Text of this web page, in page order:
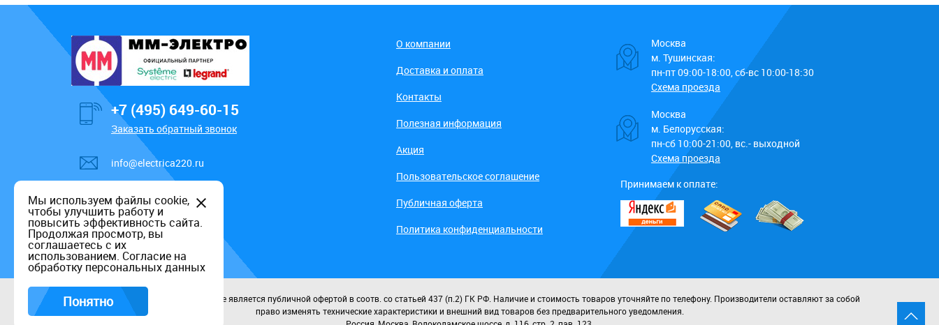
+7 (495) 649-60-15
Заказать обратный звонок
info@electrica220.ru
О компании
Доставка и оплата
Контакты
Полезная информация
Акция
Пользовательское соглашение
Публичная оферта
Политика конфиденциальности
Москва
м. Тушинская:
пн-пт 09:00-18:00, сб-вс 10:00-18:30
Схема проезда
Москва
м. Белорусская:
пн-сб 10:00-21:00, вс.- выходной
Схема проезда
Принимаем к оплате:
Данный информационный ресурс не является публичной офертой в соотв. со статьей 437 (п.2) ГК РФ. Наличие и стоимость товаров уточняйте по телефону. Производители оставляют за собой
право изменять технические характеристики и внешний вид товаров без предварительного уведомления.
Мы используем файлы cookie,
чтобы улучшить работу и
повысить эффективность сайта.
Продолжая просмотр, вы
соглашаетесь с их
использованием. Согласие на
обработку персональных данных
Понятно